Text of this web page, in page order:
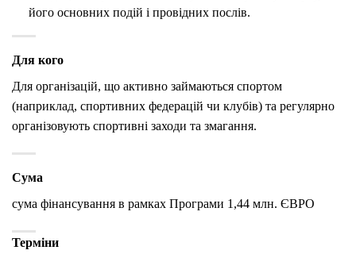
його основних подій і провідних послів.
Для кого
Для організацій, що активно займаються спортом
(наприклад, спортивних федерацій чи клубів) та регулярно
організовують спортивні заходи та змагання.
Сума
сума фінансування в рамках Програми 1,44 млн. ЄВРО
Терміни